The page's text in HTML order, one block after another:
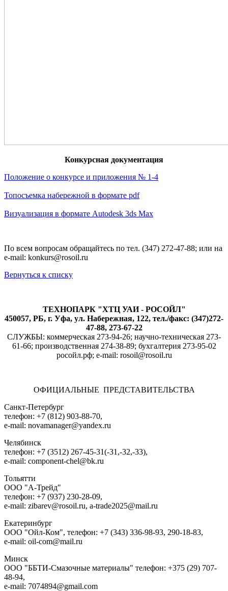
Конкурсная документация
Положение о конкурсе и приложения № 1-4
Топосъемка набережной в формате pdf
Визуализация в формате Autodesk 3ds Max
По всем вопросам обращайтесь по тел. (347) 272-47-88; или на
e-mail: konkurs@rosoil.ru
Вернуться к списку
ТЕХНОПАРК "ХТЦ УАИ - РОСОЙЛ"
450057, РБ, г. Уфа, ул. Набережная, 122, тел./факс: (347)272-
47-88, 273-67-22
СЛУЖБЫ: коммерческая 273-94-26; научно-техническая 273-
61-66; производственная 274-38-89; бухгалтерия 273-95-02
росойл.рф; e-mail: rosoil@rosoil.ru
ОФИЦИАЛЬНЫЕ ПРЕДСТАВИТЕЛЬСТВА
Санкт-Петербург
телефон: +7 (812) 903-88-70,
e-mail: novamanager@yandex.ru
Челябинск
телефон: +7 (3512) 267-45-31(-31,-32,-33),
e-mail: component-chel@bk.ru
Тольятти
ООО "А-Трейд"
телефон: +7 (937) 230-28-09,
e-mail: zibarev@rosoil.ru, a-trade2025@mail.ru
Екатеринбург
ООО "Ойл-Ком", телефон: +7 (343) 336-98-93, 290-18-83,
e-mail: oil-com@mail.ru
Минск
ООО "ББТИ-Смазочные материалы" телефон: +375 (29) 707-
48-94,
e-mail: 7074894@gmail.com